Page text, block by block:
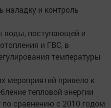
наладку и контроль
воды, поступающей и
и ГВС, в
температуры
мероприятий привело к
тепловой энергии
сравнению с 2010 годом